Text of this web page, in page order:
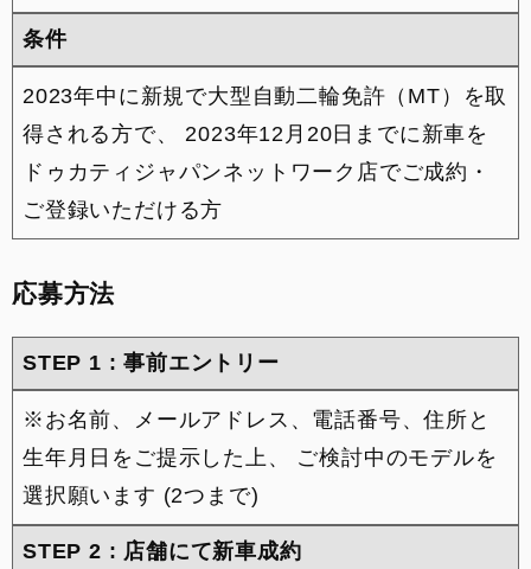
条件
2023年中に新規で大型自動二輪免許（MT）を取
得される方で、 2023年12月20日までに新車を
ドゥカティジャパンネットワーク店でご成約・
ご登録いただける方
応募方法
STEP 1 : 事前エントリー
※お名前、メールアドレス、電話番号、住所と
生年月日をご提示した上、 ご検討中のモデルを
選択願います (2つまで)
STEP 2 : 店舗にて新車成約